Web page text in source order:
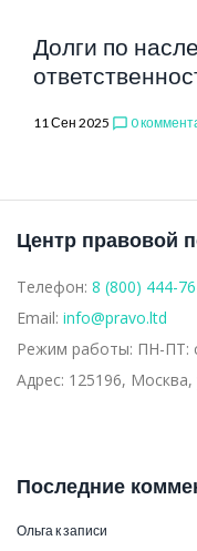
Долги по
11 Сен 2025 chat_bubble_outline 0
Центр правовой
Телефон: 8 (800) 444-
Email: info@pravo.ltd
Режим работы: ПН-ПТ:
Адрес: 125196, Москва,
Последние
Ольга к записи